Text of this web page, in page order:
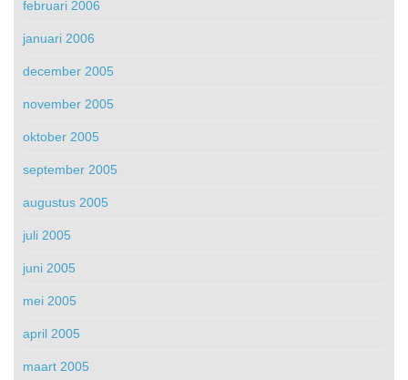
februari 2006
januari 2006
december 2005
november 2005
oktober 2005
september 2005
augustus 2005
juli 2005
juni 2005
mei 2005
april 2005
maart 2005